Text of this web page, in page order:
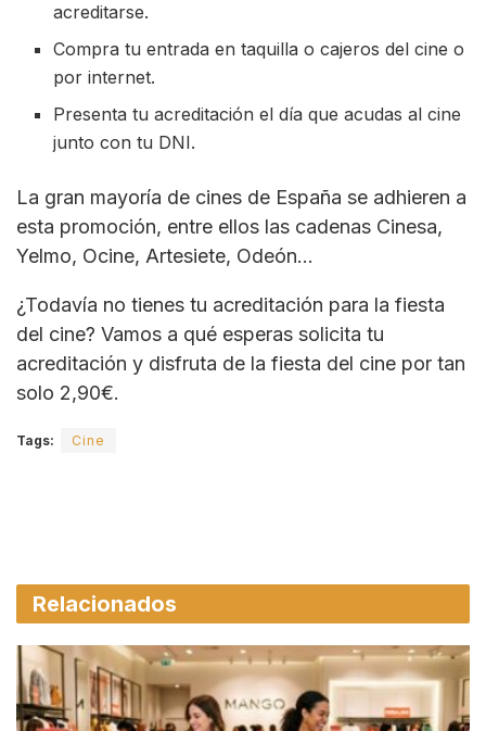
acreditarse.
Compra tu entrada en taquilla o cajeros del cine o
por internet.
Presenta tu acreditación el día que acudas al cine
junto con tu DNI.
La gran mayoría de cines de España se adhieren a
esta promoción, entre ellos las cadenas Cinesa,
Yelmo, Ocine, Artesiete, Odeón…
¿Todavía no tienes tu acreditación para la fiesta
del cine? Vamos a qué esperas solicita tu
acreditación y disfruta de la fiesta del cine por tan
solo 2,90€.
Tags: Cine
Relacionados